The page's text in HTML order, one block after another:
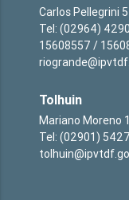
Carlos Pellegrini
Tel: (02964)
15608557 /
Tolhuin
Mariano Moreno
Tel: (02901)